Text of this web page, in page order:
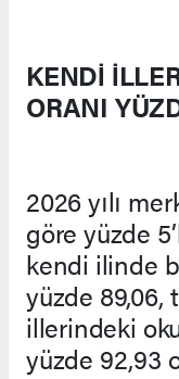
KENDİ
ORANI
2026 yılı
göre yüzde
kendi ilinde
yüzde
illerindeki
yüzde 92,93